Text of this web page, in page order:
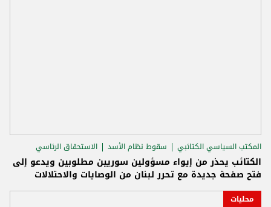
المكتب السياسي الكتائبي سقوط نظام الأسد الاستحقاق الرئاسي
الكتائب يحذر من إيواء مسؤولين سوريين مطلوبين ويدعو إلى
فتح صفحة جديدة مع تحرر لبنان من الوصايات والاحتلالات
محليات